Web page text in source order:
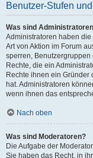
Benutzer-Stufen
Was sind
Administratoren haben
Art von Aktion im Forum
sperren,
Rechte, die ein
Rechte ihnen ein Gründer
hat. Administratoren
wenn ihnen das
Nach oben
Was sind Moderatoren?
Die Aufgabe der
Sie haben das Recht, in